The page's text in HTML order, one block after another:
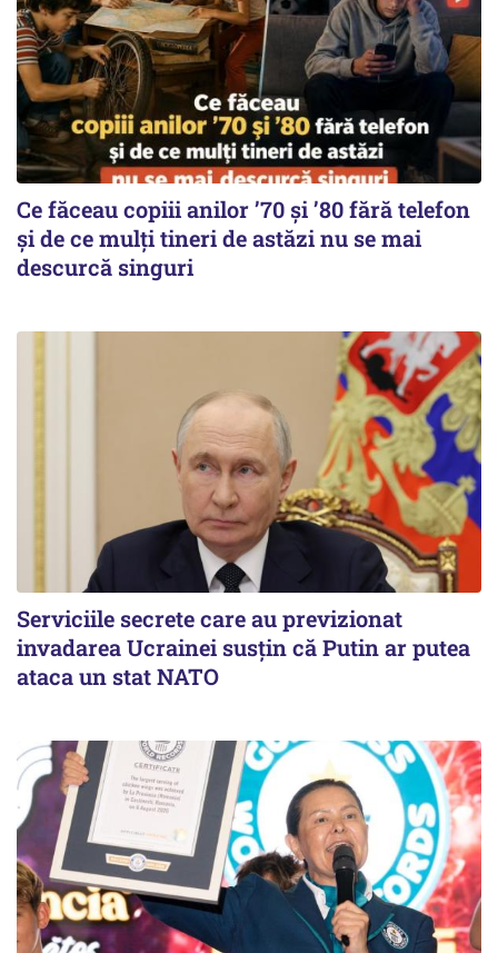
Ce făceau copiii anilor ’70 și ’80 fără telefon
și de ce mulți tineri de astăzi nu se mai
descurcă singuri
Serviciile secrete care au previzionat
invadarea Ucrainei susțin că Putin ar putea
ataca un stat NATO